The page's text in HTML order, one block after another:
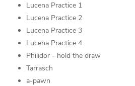
Lucena Practice 1
Lucena Practice 2
Lucena Practice 3
Lucena Practice 4
Philidor - hold the draw
Tarrasch
a-pawn